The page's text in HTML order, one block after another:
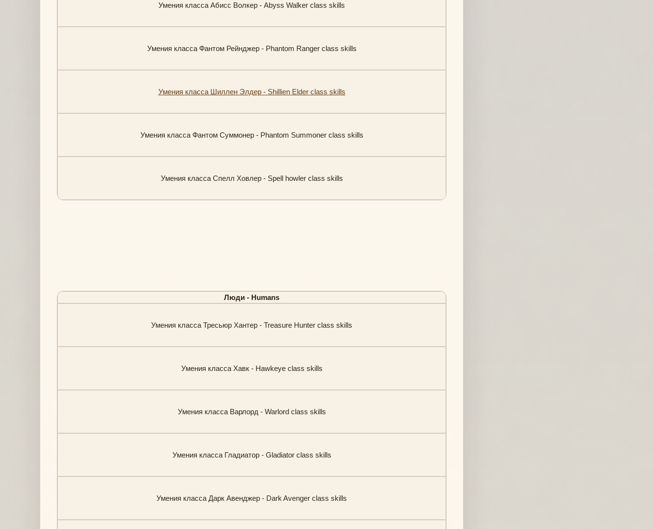
Умения класса Абисс Волкер - Abyss Walker class skills
Умения класса Фантом Рейнджер - Phantom Ranger class skills
Умения класса Шиллен Элдер - Shillien Elder class skills
Умения класса Фантом Суммонер - Phantom Summoner class skills
Умения класса Спелл Ховлер - Spell howler class skills
Люди - Humans
Умения класса Тресьюр Хантер - Treasure Hunter class skills
Умения класса Хавк - Hawkeye class skills
Умения класса Варлорд - Warlord class skills
Умения класса Гладиатор - Gladiator class skills
Умения класса Дарк Авенджер - Dark Avenger class skills